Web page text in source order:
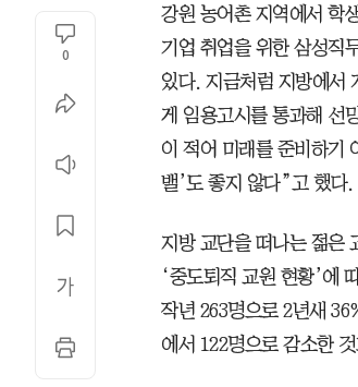
0
강원 농어촌 지역에서 학
기업 취업을 위한 삼성직
있다. 지금처럼 지방에서
게 임용고시를 통과해 선
이 적어 미래를 준비하기
밸’도 좋지 않다”고 했다.
지방 교단을 떠나는 젊은
‘중도퇴직 교원 현황’에
작년 263명으로 2년새
에서 122명으로 감소한